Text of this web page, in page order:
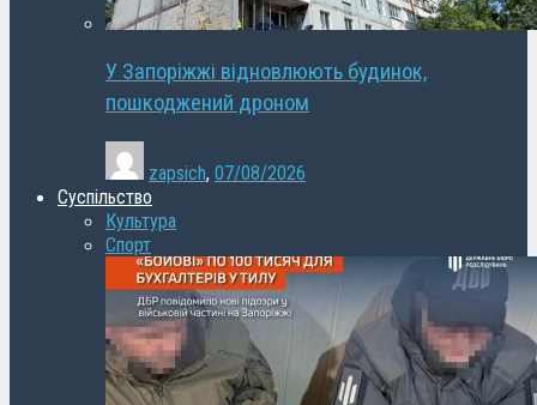
У Запоріжжі відновлюють будинок,
пошкоджений дроном
zapsich, 07/08/2026
Суспільство
Культура
Спорт